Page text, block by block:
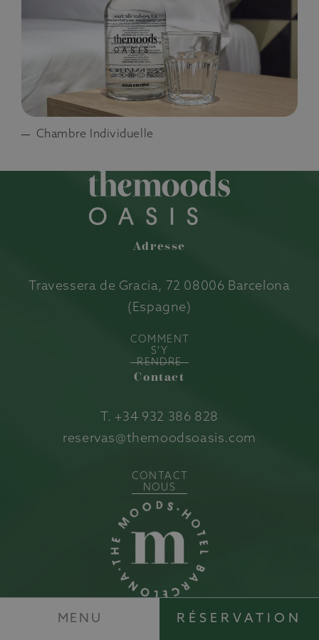
MENU RÉSERVATION
Chambre Individuelle
Adresse
Travessera de Gracia, 72 08006 Barcelona
(Espagne)
COMMENT
S'Y
RENDRE
Contact
T. +34 932 386 828
reservas@themoodsoasis.com
CONTACT
NOUS